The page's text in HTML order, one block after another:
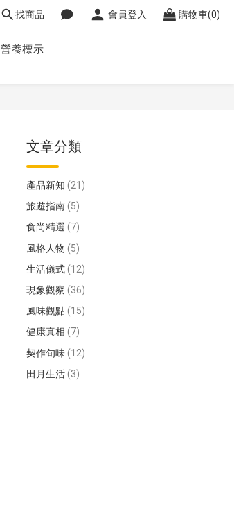
找商品 會員登入 購物車(0)
營養標示
文章分類
產品新知 (21)
旅遊指南(5)
食尚精選 (7)
風格人物 (5)
生活儀式(12)
現象觀察 (36)
風味觀點(15)
健康真相 (7)
契作旬味(12)
田月生活(3)